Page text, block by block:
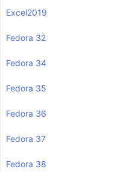
Excel2019
Fedora 32
Fedora 34
Fedora 35
Fedora 36
Fedora 37
Fedora 38